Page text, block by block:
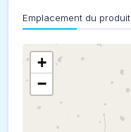
Emplacement du produit
+
−